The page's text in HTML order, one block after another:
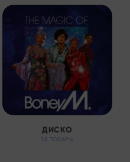
ДИСКО
78 ТОВАРЫ